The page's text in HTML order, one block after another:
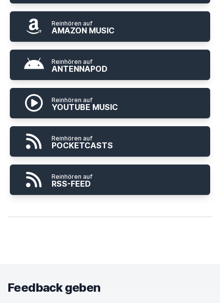
Reinhören auf
AMAZON MUSIC
Reinhören auf
ANTENNAPOD
Reinhören auf
YOUTUBE MUSIC
Reinhören auf
POCKETCASTS
Reinhören auf
RSS-FEED
Feedback geben